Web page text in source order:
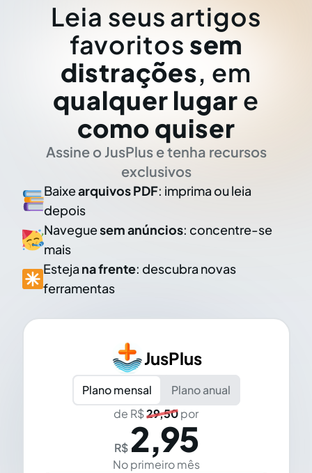
Leia seus artigos
favoritos sem
distrações, em
qualquer lugar e
como quiser
Assine o JusPlus e tenha recursos
exclusivos
Baixearquivos PDF: imprima ou leia
depois
Naveguesem anúncios: concentre-se
mais
Esteja na frente: descubra novas
ferramentas
JusPlus
Plano mensal
Plano anual
de R$29,50por
R$ 2,95
No primeiro mês